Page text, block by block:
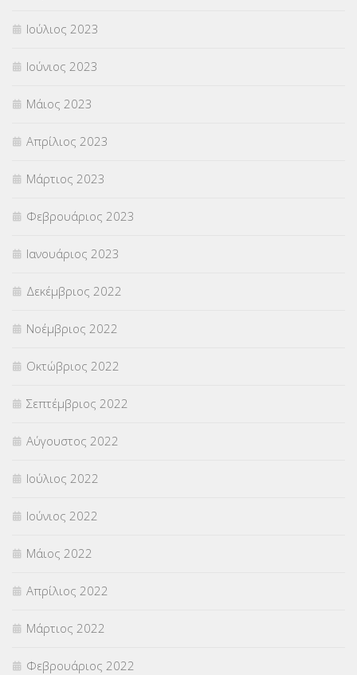
Ιούλιος 2023
Ιούνιος 2023
Μάιος 2023
Απρίλιος 2023
Μάρτιος 2023
Φεβρουάριος 2023
Ιανουάριος 2023
Δεκέμβριος 2022
Νοέμβριος 2022
Οκτώβριος 2022
Σεπτέμβριος 2022
Αύγουστος 2022
Ιούλιος 2022
Ιούνιος 2022
Μάιος 2022
Απρίλιος 2022
Μάρτιος 2022
Φεβρουάριος 2022